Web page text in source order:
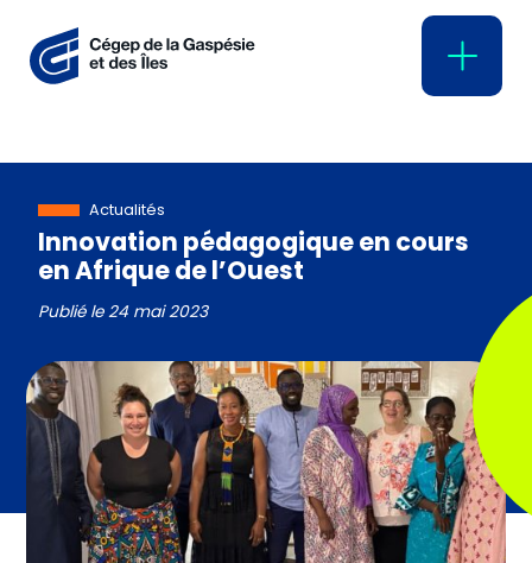
Actualités
Innovation pédagogique en cours
en Afrique de l’Ouest
Publié le24 mai 2023